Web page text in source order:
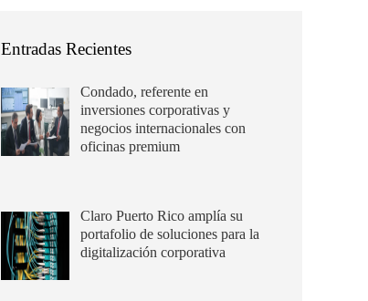
Entradas Recientes
Condado, referente en
inversiones corporativas y
negocios internacionales con
oficinas premium
Claro Puerto Rico amplía su
portafolio de soluciones para la
digitalización corporativa